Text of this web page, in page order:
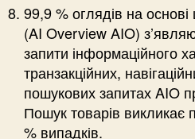
99,9 % оглядів на основі
(AI Overview AIO)
запити інформаційного
транзакційних,
пошукових запитах AIO
Пошук товарів
% випадків.